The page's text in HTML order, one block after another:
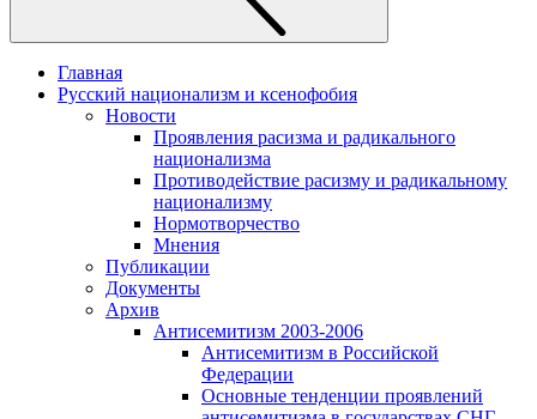
Главная
Русский национализм и ксенофобия
Новости
Проявления расизма и радикального
национализма
Противодействие расизму и радикальному
национализму
Нормотворчество
Мнения
Публикации
Документы
Архив
Антисемитизм 2003-2006
Антисемитизм в Российской
Федерации
Основные тенденции проявлений